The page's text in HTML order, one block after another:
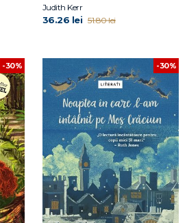
Judith Kerr
36.26 lei 51.80 lei
-30% -30%